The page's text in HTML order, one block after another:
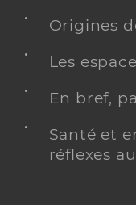
Origines
Les
En bref,
Santé et
réflexes